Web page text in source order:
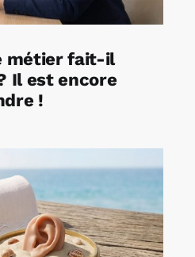
métier fait-il
Il est encore
!